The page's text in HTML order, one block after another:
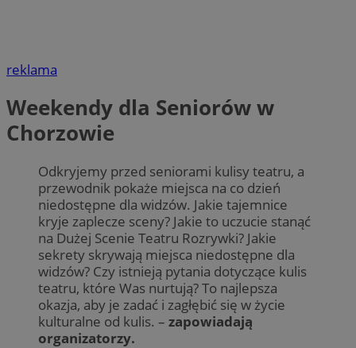
reklama
Weekendy dla Seniorów w
Chorzowie
Odkryjemy przed seniorami kulisy teatru, a
przewodnik pokaże miejsca na co dzień
niedostępne dla widzów. Jakie tajemnice
kryje zaplecze sceny? Jakie to uczucie stanąć
na Dużej Scenie Teatru Rozrywki? Jakie
sekrety skrywają miejsca niedostępne dla
widzów? Czy istnieją pytania dotyczące kulis
teatru, które Was nurtują? To najlepsza
okazja, aby je zadać i zagłębić się w życie
kulturalne od kulis. – zapowiadają
organizatorzy.